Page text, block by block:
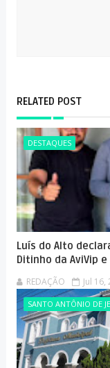
RELATED POST
DESTAQUES
Luís do Alto
Ditinho da AviVip
REDAÇÃO Jul 16,
SANTO ANTÔNIO DE